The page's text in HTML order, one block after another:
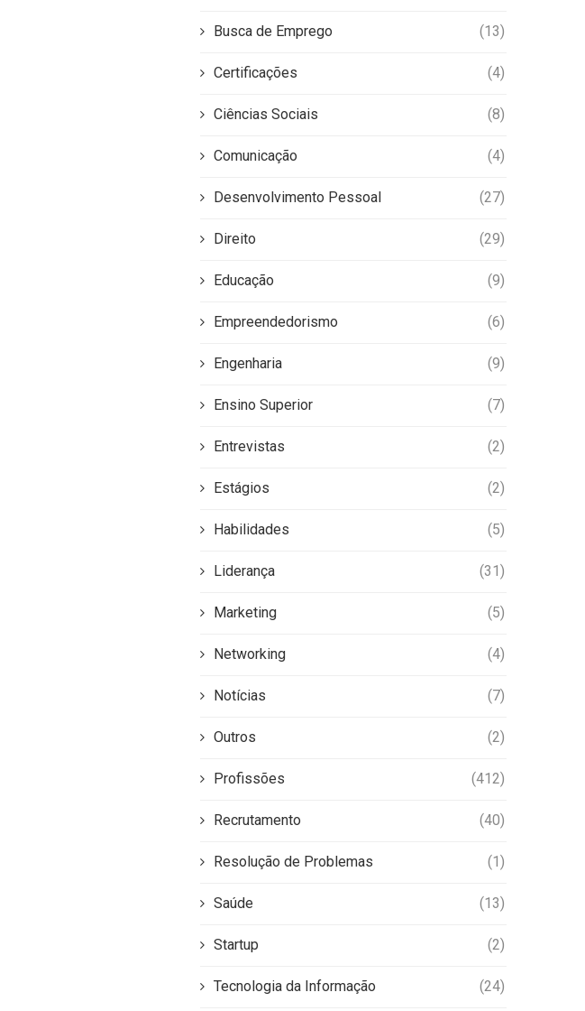
Busca de Emprego (13)
Certificações (4)
Ciências Sociais (8)
Comunicação (4)
Desenvolvimento Pessoal (27)
Direito (29)
Educação (9)
Empreendedorismo (6)
Engenharia (9)
Ensino Superior (7)
Entrevistas (2)
Estágios (2)
Habilidades (5)
Liderança (31)
Marketing (5)
Networking (4)
Notícias (7)
Outros (2)
Profissões (412)
Recrutamento (40)
Resolução de Problemas (1)
Saúde (13)
Startup (2)
Tecnologia da Informação (24)